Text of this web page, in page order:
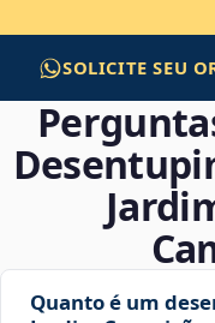
SOLICITE SEU
Quanto é um